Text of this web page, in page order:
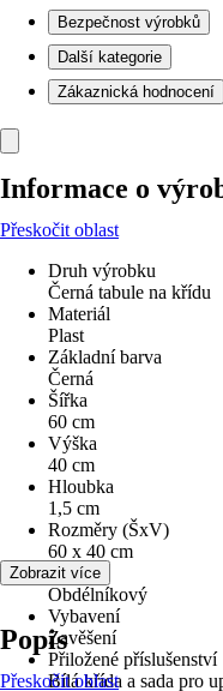
Bezpečnost výrobků
Další kategorie
Zákaznická hodnocení
Informace o
Přeskočit oblast
Druh výrobku
Černá tabule na křídu
Materiál
Plast
Základní barva
Černá
Šířka
60 cm
Výška
40 cm
Hloubka
1,5 cm
Rozměry (ŠxV)
60 x 40 cm
Tvar
Obdélníkový
Vybavení
Zavěšení
Přiložené příslušenství
Bílá křída a sada pro
Zobrazit více
Popis
Přeskočit oblast